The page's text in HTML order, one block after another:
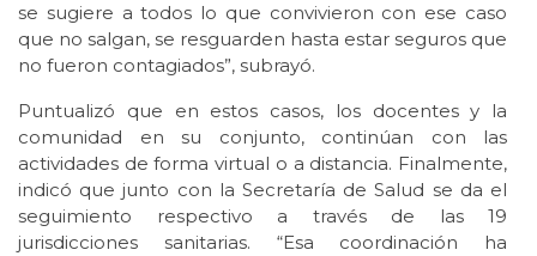
se sugiere a todos lo que convivieron con ese caso
que no salgan, se resguarden hasta estar seguros que
no fueron contagiados”, subrayó.
Puntualizó que en estos casos, los docentes y la
comunidad en su conjunto, continúan con las
actividades de forma virtual o a distancia. Finalmente,
indicó que junto con la Secretaría de Salud se da el
seguimiento respectivo a través de las 19
jurisdicciones sanitarias. “Esa coordinación ha